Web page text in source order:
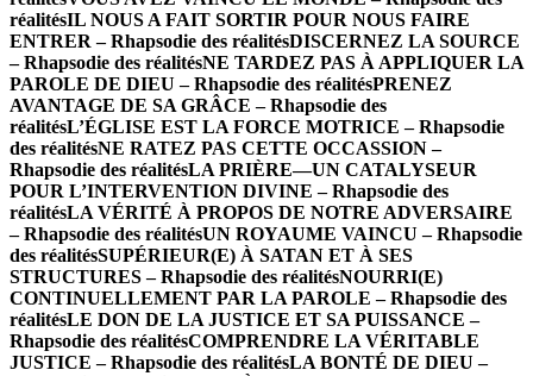
réalitésIL NOUS A FAIT SORTIR POUR NOUS FAIRE
ENTRER – Rhapsodie des réalitésDISCERNEZ LA SOURCE
– Rhapsodie des réalitésNE TARDEZ PAS À APPLIQUER LA
PAROLE DE DIEU – Rhapsodie des réalitésPRENEZ
AVANTAGE DE SA GRÂCE – Rhapsodie des
réalitésL’ÉGLISE EST LA FORCE MOTRICE – Rhapsodie
des réalitésNE RATEZ PAS CETTE OCCASSION –
Rhapsodie des réalitésLA PRIÈRE—UN CATALYSEUR
POUR L’INTERVENTION DIVINE – Rhapsodie des
réalitésLA VÉRITÉ À PROPOS DE NOTRE ADVERSAIRE
– Rhapsodie des réalitésUN ROYAUME VAINCU – Rhapsodie
des réalitésSUPÉRIEUR(E) À SATAN ET À SES
STRUCTURES – Rhapsodie des réalitésNOURRI(E)
CONTINUELLEMENT PAR LA PAROLE – Rhapsodie des
réalitésLE DON DE LA JUSTICE ET SA PUISSANCE –
Rhapsodie des réalitésCOMPRENDRE LA VÉRITABLE
JUSTICE – Rhapsodie des réalitésLA BONTÉ DE DIEU –